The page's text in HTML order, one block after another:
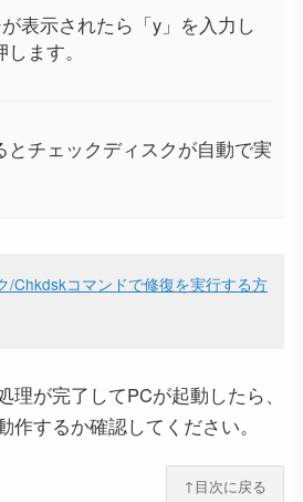
表示されたら「y」を入力し
ます。
とチェックディスクが自動で実
/Chkdskコマンドで修復を実行する方
理が完了してPCが起動したら、
作するか確認してください。
↑目次に戻る